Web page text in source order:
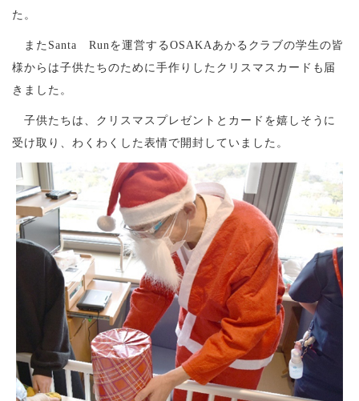
た。
またSanta Runを運営するOSAKAあかるクラブの学生の皆
様からは子供たちのために手作りしたクリスマスカードも届
きました。
子供たちは、クリスマスプレゼントとカードを嬉しそうに
受け取り、わくわくした表情で開封していました。